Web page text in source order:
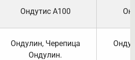
Ондутис А100
Ондулин, Черепица
Ондулин.